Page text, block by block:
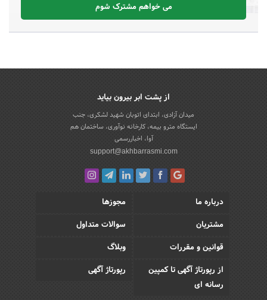
می خواهم مشترک شوم
از پشت ابر بیرون بیاید
میدان آزادی، ابتدای اتوبان شهید لشکری، جنب
ایستگاه مترو بیمه، کارخانه نوآوری، ساختمان هم
آوا، اخباررسمی
support@akhbarrasmi.com
درباره ما
مجوزها
مشتریان
سوالات متداول
قوانین و مقررات
وبلاگ
از رپورتاژ آگهی تا کمپین
رسانه ای
رپورتاژ آگهی